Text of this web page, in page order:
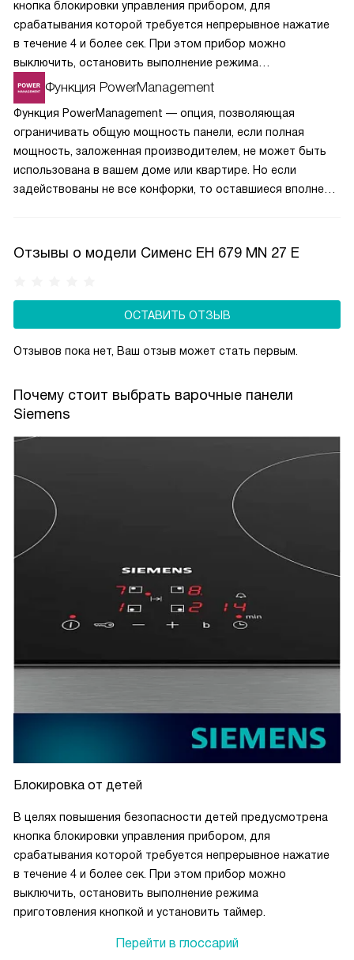
кнопка блокировки управления прибором, для
срабатывания которой требуется непрерывное нажатие
в течение 4 и более сек. При этом прибор можно
выключить, остановить выполнение режима
приготовления кнопкой и установить таймер.
Функция PowerManagement
Функция PowerManagement — опция, позволяющая
ограничивать общую мощность панели, если полная
мощность, заложенная производителем, не может быть
использована в вашем доме или квартире. Но если
задействованы не все конфорки, то оставшиеся вполне
Отзывы о модели Сименс EH 679 MN 27 E
ОСТАВИТЬ ОТЗЫВ
Отзывов пока нет, Ваш отзыв может стать первым.
Почему стоит выбрать варочные панели
Siemens
Блокировка от детей
В целях повышения безопасности детей предусмотрена
кнопка блокировки управления прибором, для
срабатывания которой требуется непрерывное нажатие
в течение 4 и более сек. При этом прибор можно
выключить, остановить выполнение режима
приготовления кнопкой и установить таймер.
Перейти в глоссарий